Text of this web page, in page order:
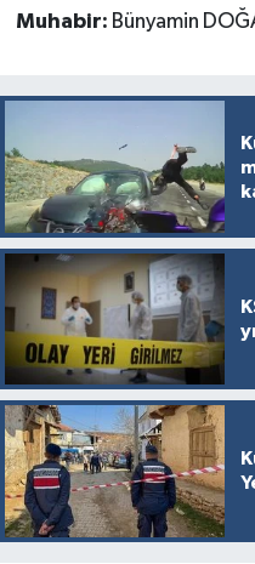
Muhabir: Bünyamin